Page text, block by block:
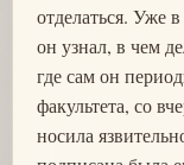
отделаться. Уже
он узнал, в чем
где сам он
факультета, со
носила